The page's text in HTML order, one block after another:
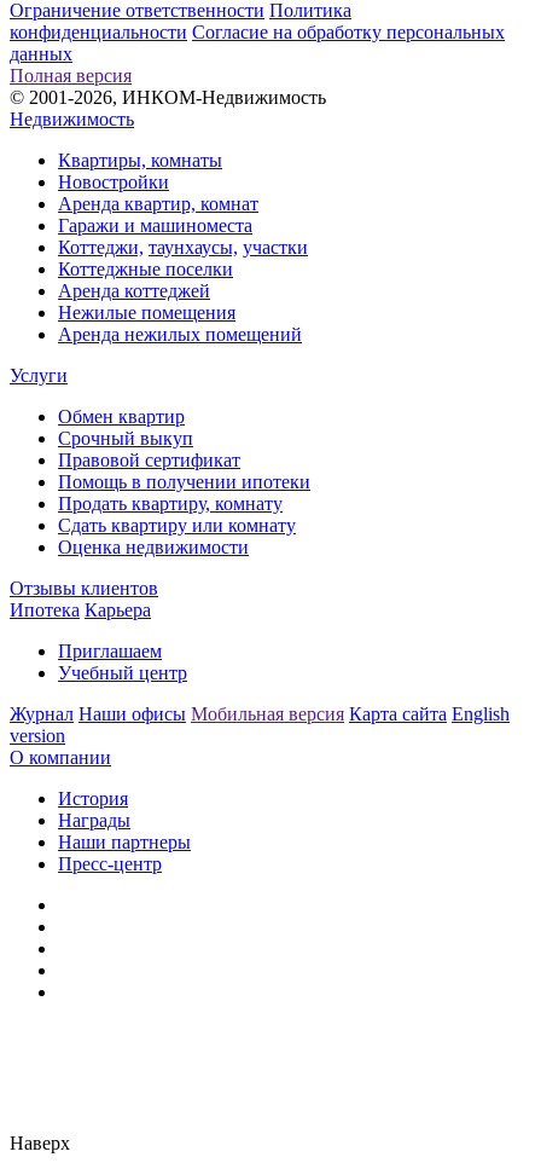
Ограничение ответственности Политика
конфиденциальности Согласие на обработку персональных
данных
Полная версия
© 2001-2026, ИНКОМ-Недвижимость
Недвижимость
Квартиры, комнаты
Новостройки
Аренда квартир, комнат
Гаражи и машиноместа
Коттеджи, таунхаусы, участки
Коттеджные поселки
Аренда коттеджей
Нежилые помещения
Аренда нежилых помещений
Услуги
Обмен квартир
Срочный выкуп
Правовой сертификат
Помощь в получении ипотеки
Продать квартиру, комнату
Сдать квартиру или комнату
Оценка недвижимости
Отзывы клиентов
Ипотека Карьера
Приглашаем
Учебный центр
Журнал Наши офисы Мобильная версия Карта сайта English
version
О компании
История
Награды
Наши партнеры
Пресс-центр
Наверх